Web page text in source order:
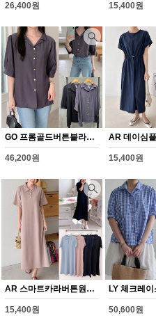
26,400원 15,400원
GO 프롬골드버튼블라우스(Y381H608)
46,200원 15,400원
AR 스마트카라버튼원피스(Y370H608)
15,400원 50,600원